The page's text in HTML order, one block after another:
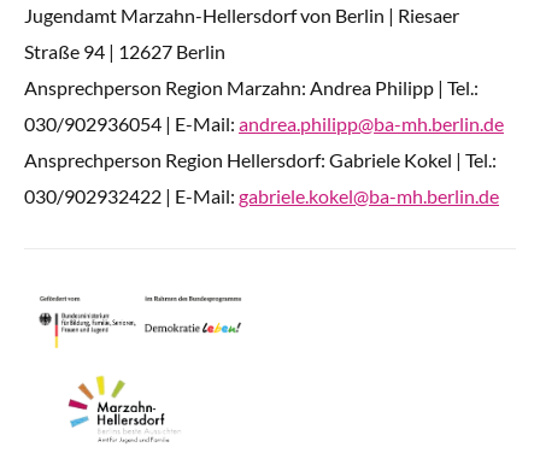
Jugendamt Marzahn-Hellersdorf von Berlin | Riesaer
Straße 94 | 12627 Berlin
Ansprechperson Region Marzahn: Andrea Philipp | Tel.:
030/902936054 | E-Mail: andrea.philipp@ba-mh.berlin.de
Ansprechperson Region Hellersdorf: Gabriele Kokel | Tel.:
030/902932422 | E-Mail: gabriele.kokel@ba-mh.berlin.de